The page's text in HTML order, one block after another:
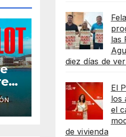
las
diez días de
El
los
el
de vivienda